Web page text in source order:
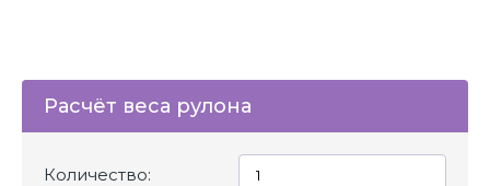
Расчёт веса рулона
Количество: